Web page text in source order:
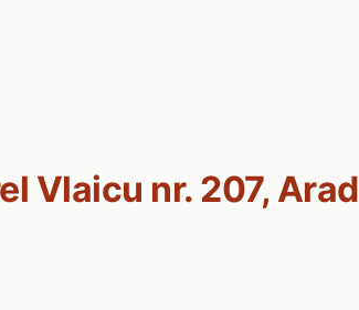
Vlaicu nr. 207, Arad